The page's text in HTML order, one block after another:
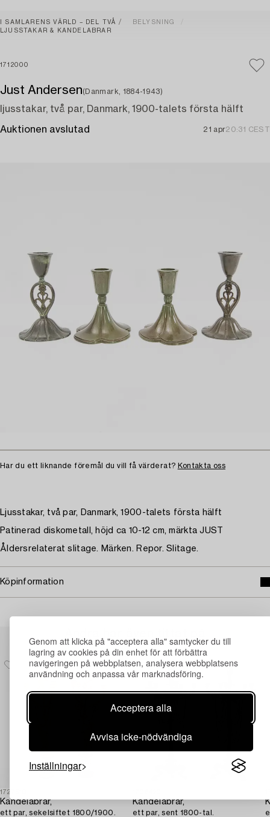
Genom att klicka på "acceptera alla" samtycker du till
lagring av cookies på din enhet för att förbättra
navigeringen på webbplatsen, analysera webbplatsens
användning och anpassa vår marknadsföring.
Acceptera alla
Avvisa icke-nödvändiga
Inställningar
I SAMLARENS VÄRLD – DEL TVÅ
BELYSNING
LJUSSTAKAR & KANDELABRAR
1712000
Just Andersen(Danmark, 1884-1943)
ljusstakar, två par, Danmark, 1900-talets första hälft
Auktionen avslutad 21 apr20:31 CEST
Har du ett liknande föremål du vill få värderat? Kontakta oss
Ljusstakar, två par, Danmark, 1900-talets första hälft
Patinerad diskometall, höjd ca 10-12 cm, märkta JUST
Åldersrelaterat slitage. Märken. Repor. Slitage.
Köpinformation
1727510
Kandelabrar,
ett par, sekelsiftet 1800/1900.
Kandelabrar,
ett par, sent 1800-tal.